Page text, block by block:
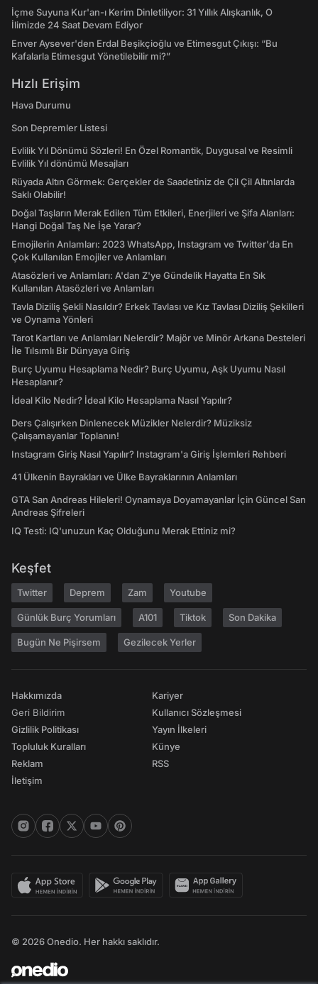
İçme Suyuna Kur'an-ı Kerim Dinletiliyor: 31 Yıllık Alışkanlık, O
İlimizde 24 Saat Devam Ediyor
Enver Aysever'den Erdal Beşikçioğlu ve Etimesgut Çıkışı: “Bu
Kafalarla Etimesgut Yönetilebilir mi?”
Hızlı Erişim
Hava Durumu
Son Depremler Listesi
Evlilik Yıl Dönümü Sözleri! En Özel Romantik, Duygusal ve Resimli
Evlilik Yıl dönümü Mesajları
Rüyada Altın Görmek: Gerçekler de Saadetiniz de Çil Çil Altınlarda
Saklı Olabilir!
Doğal Taşların Merak Edilen Tüm Etkileri, Enerjileri ve Şifa Alanları:
Hangi Doğal Taş Ne İşe Yarar?
Emojilerin Anlamları: 2023 WhatsApp, Instagram ve Twitter'da En
Çok Kullanılan Emojiler ve Anlamları
Atasözleri ve Anlamları: A'dan Z'ye Gündelik Hayatta En Sık
Kullanılan Atasözleri ve Anlamları
Tavla Diziliş Şekli Nasıldır? Erkek Tavlası ve Kız Tavlası Diziliş Şekilleri
ve Oynama Yönleri
Tarot Kartları ve Anlamları Nelerdir? Majör ve Minör Arkana Desteleri
İle Tılsımlı Bir Dünyaya Giriş
Burç Uyumu Hesaplama Nedir? Burç Uyumu, Aşk Uyumu Nasıl
Hesaplanır?
İdeal Kilo Nedir? İdeal Kilo Hesaplama Nasıl Yapılır?
Ders Çalışırken Dinlenecek Müzikler Nelerdir? Müziksiz
Çalışamayanlar Toplanın!
Instagram Giriş Nasıl Yapılır? Instagram'a Giriş İşlemleri Rehberi
41 Ülkenin Bayrakları ve Ülke Bayraklarının Anlamları
GTA San Andreas Hileleri! Oynamaya Doyamayanlar İçin Güncel San
Andreas Şifreleri
IQ Testi: IQ'unuzun Kaç Olduğunu Merak Ettiniz mi?
Keşfet
Twitter Deprem Zam Youtube
Günlük Burç Yorumları A101 Tiktok Son Dakika
Bugün Ne Pişirsem Gezilecek Yerler
Hakkımızda
Geri Bildirim
Gizlilik Politikası
Topluluk Kuralları
Reklam
İletişim
Kariyer
Kullanıcı Sözleşmesi
Yayın İlkeleri
Künye
RSS
© 2026 Onedio. Her hakkı saklıdır.